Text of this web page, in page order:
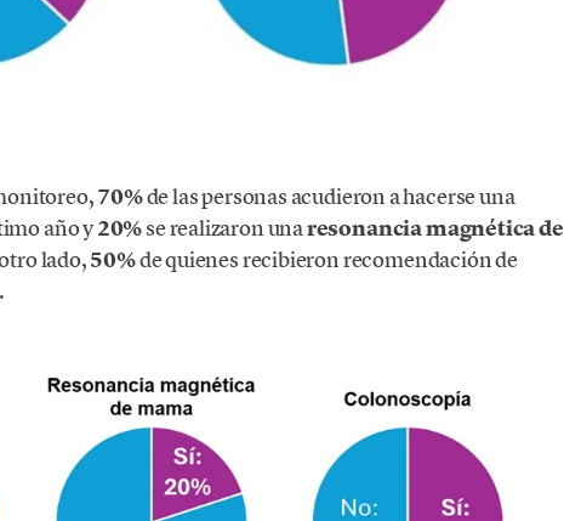
70%de las personas acudieron a hacerse una
año y20%serealizaron unaresonancia magnética de
lado,50%de quienes recibieron recomendación de